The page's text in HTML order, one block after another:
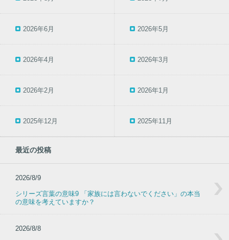
2026年6月 2026年5月
2026年4月 2026年3月
2026年2月 2026年1月
2025年12月 2025年11月
最近の投稿
2026/8/9
シリーズ言葉の意味9 「家族には言わないでください」の本当
の意味を考えていますか？
2026/8/8